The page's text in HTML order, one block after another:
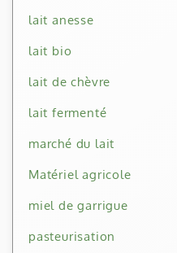
lait anesse
lait bio
lait de chèvre
lait fermenté
marché du lait
Matériel agricole
miel de garrigue
pasteurisation